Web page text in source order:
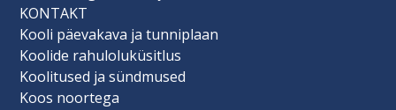
KONTAKT
Kooli päevakava ja tunniplaan
Koolide rahuloluküsitlus
Koolitused ja sündmused
Koos noortega